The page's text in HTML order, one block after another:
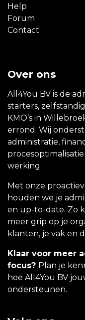
Help
Forum
Contact
Over ons
All4You BV is de
starters,
KMO’s in
errond. Wij
administratie,
werking.
Met onze
houden we je
en up-to-date. Zo
meer grip op je
klanten, je vak en
Klaar voor meer
focus? Plan je
hoe All4You BV
ondersteunen.